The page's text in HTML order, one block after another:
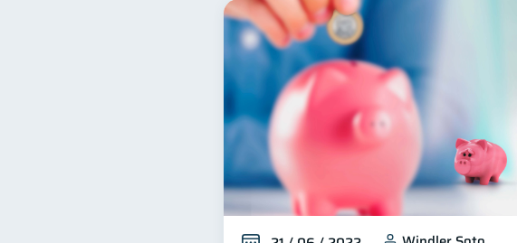
Organización Financiera
Historial crediticio 6
Superintendencia de Bancos 4
Finanzas Personales Finanzas en Pareja
Información financiera 1 inversiones
Gasto responsable información financiera